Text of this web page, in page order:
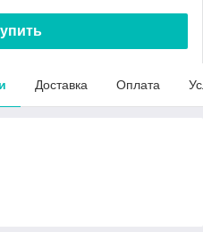
Доставка Оплата